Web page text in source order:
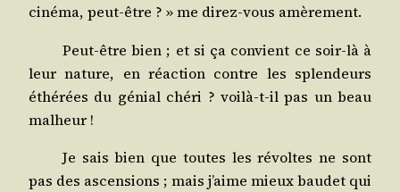
ciné­ma, peut-être ? » me direz-vous amèrement.
Peut-être bien ; et si ça convient ce soir-là à
leur nature, en réac­tion contre les splen­deurs
éthé­rées du génial ché­ri ? voi­là-t-il pas un beau
malheur !
Je sais bien que toutes les révoltes ne sont
pas des ascen­sions ; mais j’aime mieux bau­det qui